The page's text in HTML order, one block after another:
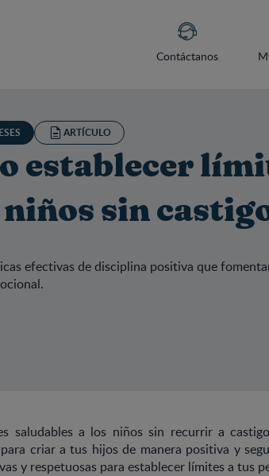
Contáctanos
ARTÍCULO
establecer
niños sin
efectivas de disciplina positiva que
saludables a los niños sin recurrir a
criar a tus hijos de manera positiva y
y respetuosas para establecer límites a tus